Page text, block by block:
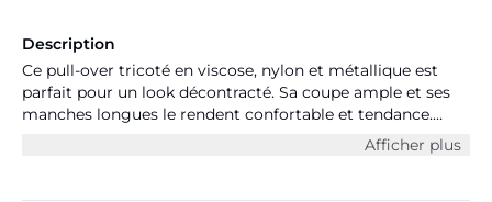
Description
Ce pull-over tricoté en viscose, nylon et métallique est
parfait pour un look décontracté. Sa coupe ample et ses
manches longues le rendent confortable et tendance.
Complétez votre tenue avec un jean skinny et desAfficher plus